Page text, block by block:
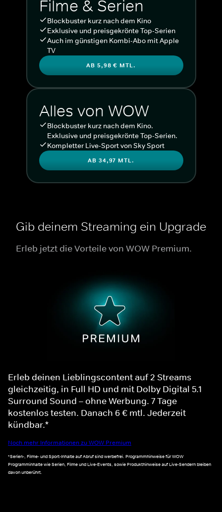
Filme & Serien
Blockbuster kurz nach dem Kino
Exklusive und preisgekrönte Top-Serien
Auch im günstigen Kombi-Abo mit Apple
TV
AB 5,98 € MTL.
Alles von WOW
Blockbuster kurz nach dem Kino.
Exklusive und preisgekrönte Top-Serien.
Kompletter Live-Sport von Sky Sport
AB 34,97 MTL.
Gib deinem Streaming ein Upgrade
Erleb jetzt die Vorteile von WOW Premium.
Erleb deinen Lieblingscontent auf 2 Streams
gleichzeitig, in Full HD und mit Dolby Digital 5.1
Surround Sound – ohne Werbung. 7 Tage
kostenlos testen. Danach 6 € mtl. Jederzeit
kündbar.*
Noch mehr Informationen zu WOW Premium
*Serien-, Filme- und Sport-Inhalte auf Abruf sind werbefrei. Programmhinweise für WOW
Programminhalte wie Serien, Filme und Live-Events, sowie Produkthinweise auf Live-Sendern bleiben
davon unberührt.